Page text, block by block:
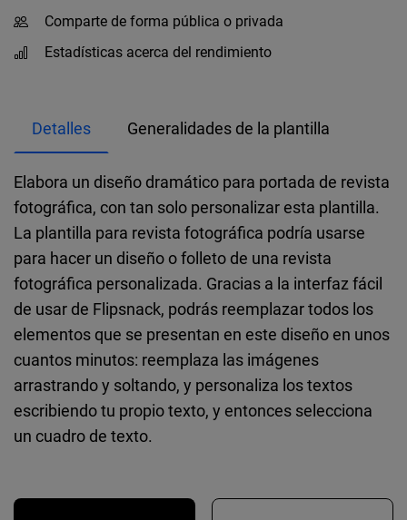
Comparte de forma pública o privada
Estadísticas acerca del rendimiento
Detalles Generalidades de la plantilla
Elabora un diseño dramático para portada de revista
fotográfica, con tan solo personalizar esta plantilla.
La plantilla para revista fotográfica podría usarse
para hacer un diseño o folleto de una revista
fotográfica personalizada. Gracias a la interfaz fácil
de usar de Flipsnack, podrás reemplazar todos los
elementos que se presentan en este diseño en unos
cuantos minutos: reemplaza las imágenes
arrastrando y soltando, y personaliza los textos
escribiendo tu propio texto, y entonces selecciona
un cuadro de texto.